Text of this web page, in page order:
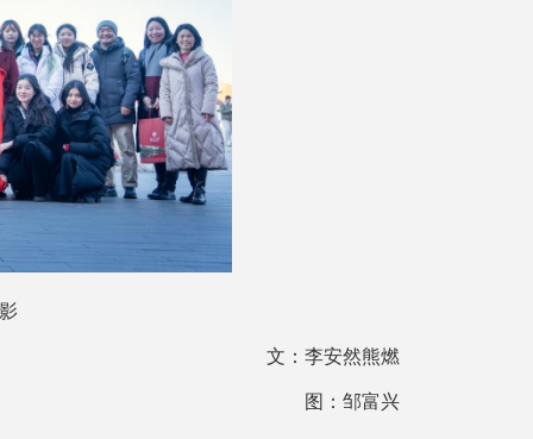
文：李安然熊燃
图：邹富兴